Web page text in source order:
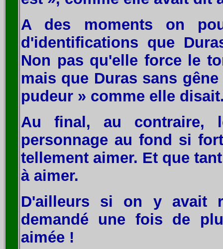
A des moments on
d'identifications que
Non pas qu'elle force le
mais que Duras sans
pudeur » comme elle
Au final, au contraire,
personnage au fond si
tellement aimer. Et que
à aimer.
D'ailleurs si on y avait
demandé une fois de
aimée !